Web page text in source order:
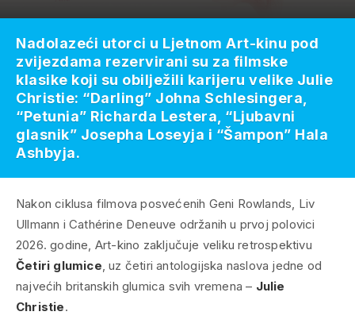
Nakon ciklusa filmova posvećenih Geni Rowlands, Liv
Ullmann i Cathérine Deneuve održanih u prvoj polovici
2026. godine, Art-kino zaključuje veliku retrospektivu
Četiri glumice , uz četiri antologijska naslova jedne od
najvećih britanskih glumica svih vremena – Julie
Christie.
Nadolazeći utorci u Ljetnom Art-kinu pod
zvijezdama rezervirani su za filmske
klasike koji su obilježili karijeru velike Julie
Christie: “Darling” Johna Schlesingera,
“Petunia” Richarda Lestera, “Ljubavni
glasnik” Josepha Loseyja i “Šampon” Hala
Ashbyja.